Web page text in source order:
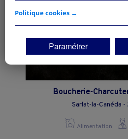
Boucherie-
Sarlat-la-Canéda
Alimentation
Si vous continuez sans accepter,
vos centres d'intérêt. Seuls les
déposés et lus sur votre terminal.
Vous pouvez exprimer vos choix en
"Continuer sans accepter" ou
moment en cliquant sur le lien
Politique cookies →
Paramétrer